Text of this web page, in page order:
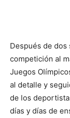
Después de dos
competición al
Juegos
al detalle y
de los
días y días de